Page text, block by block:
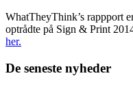
WhatTheyThink’s rappport
optrådte på Sign & Print
her.
De seneste nyheder